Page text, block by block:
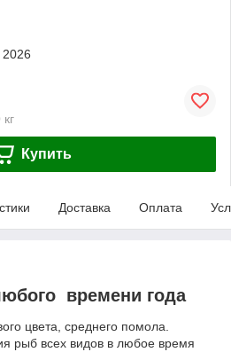
2026
Купить
Доставка Оплата
времени года
цвета, среднего помола.
рыб всех видов в любое время